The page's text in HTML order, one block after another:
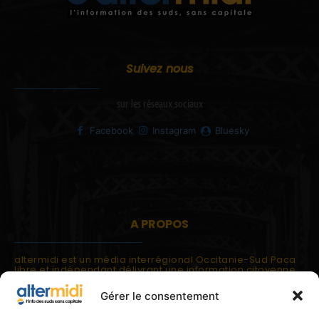
Gérer le consentement
Suivez nous
sur les réseaux sociaux
Facebook Instagram Bluesky
A PROPOS
altermidi est un média interrégional Occitanie-Sud Paca
libre et indépendant délivrant une information citoyenne
altermidi est ouvert sur les suds, la méditerranée,
l'europe.